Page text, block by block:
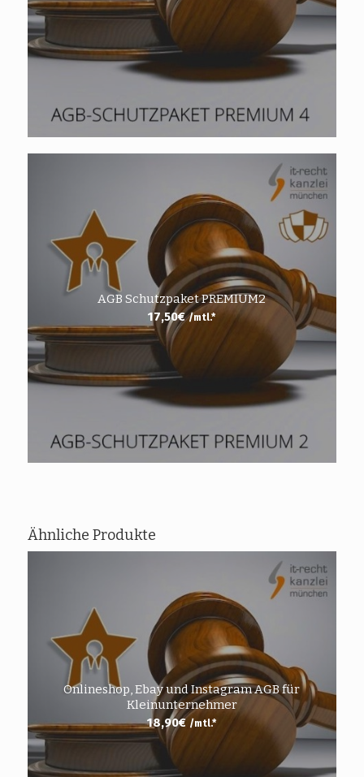
AGB Schutzpaket PREMIUM2
17,50€ /mtl.*
Ähnliche Produkte
Onlineshop, Ebay und Instagram AGB für
Kleinunternehmer
18,90€ /mtl.*